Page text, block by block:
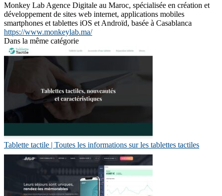
Monkey Lab Agence Digitale au Maroc, spécialisée en création et
développement de sites web internet, applications mobiles
smartphones et tablettes iOS et Androïd, basée à Casablanca
https://www.monkeylab.ma/
Dans la même catégorie
Tablette tactile | Toutes les infor­ma­tions sur les tablettes tactiles